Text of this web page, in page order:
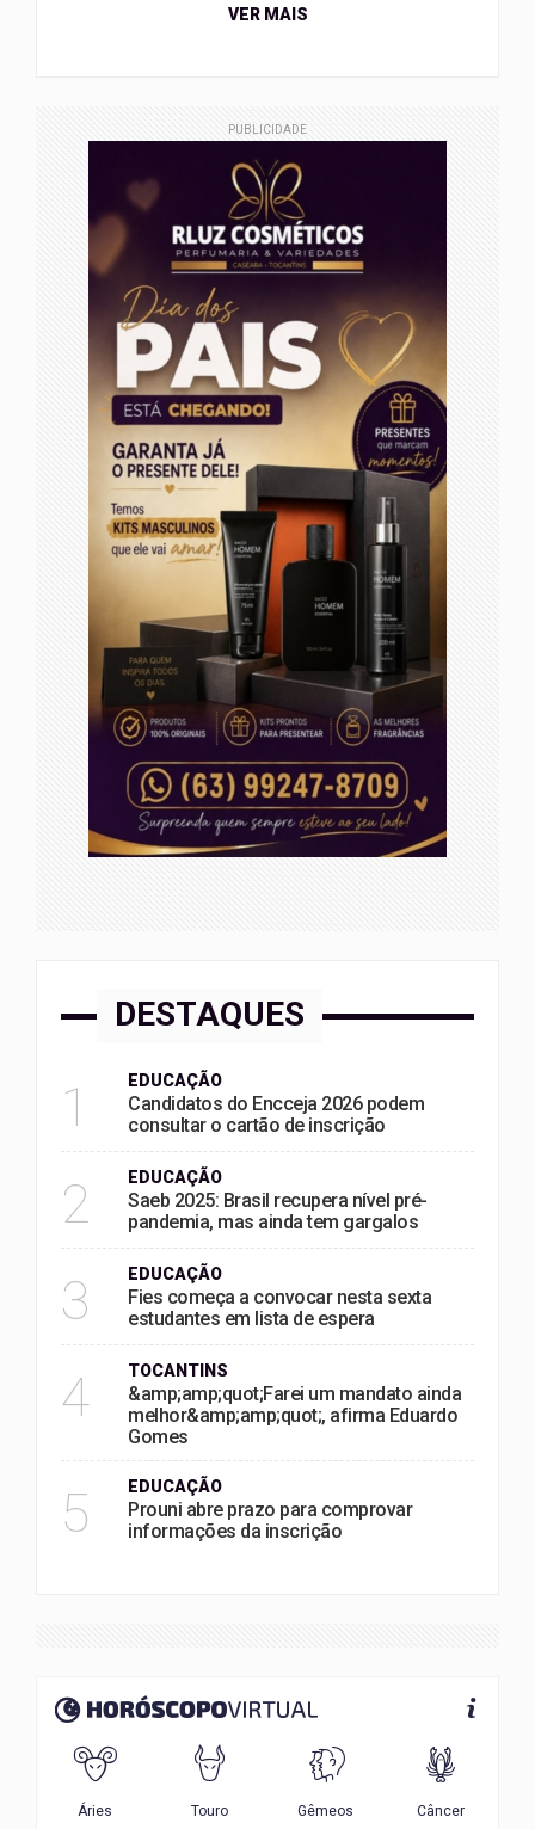
VER MAIS
PUBLICIDADE
DESTAQUES
1 EDUCAÇÃO
Candidatos do Encceja 2026 podem
consultar o cartão de inscrição
2 EDUCAÇÃO
Saeb 2025: Brasil recupera nível pré-
pandemia, mas ainda tem gargalos
3 EDUCAÇÃO
Fies começa a convocar nesta sexta
estudantes em lista de espera
4 TOCANTINS
&amp;amp;quot;Farei um mandato ainda
melhor&amp;amp;quot;, afirma Eduardo
Gomes
5 EDUCAÇÃO
Prouni abre prazo para comprovar
informações da inscrição